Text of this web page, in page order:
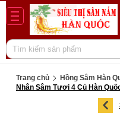
Trang chủ Hồng Sâm Hàn
Nhân Sâm Tươi 4 Củ Hàn